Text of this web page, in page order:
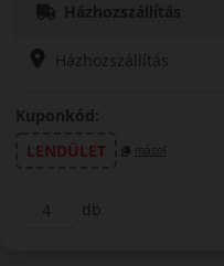
Házhozszállítás
Házhozszállítás
Kuponkód:
LENDÜLET
másol
db